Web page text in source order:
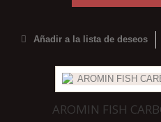
Añadir a la lista de deseos
AROMIN FISH